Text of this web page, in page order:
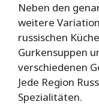
Neben den
weitere
russischen
Gurkensuppen
verschiedenen
Jede Region
Spezialitäten.